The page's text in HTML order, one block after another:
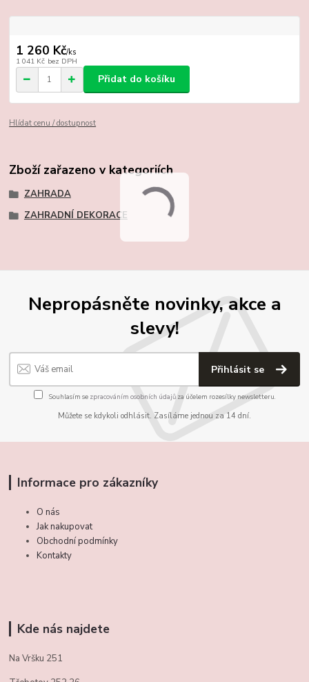
1 260 Kč/ks
1 041 Kč bez DPH
Přidat do košíku
Hlídat cenu / dostupnost
Zboží zařazeno v kategoriích
ZAHRADA
ZAHRADNÍ DEKORACE
Nepropásněte novinky, akce a
slevy!
Přihlásit se
Souhlasím se zpracováním osobních údajůza účelem rozesílky newsletteru.
Můžete se kdykoli odhlásit. Zasíláme jednou za 14 dní.
Informace pro zákazníky
O nás
Jak nakupovat
Obchodní podmínky
Kontakty
Kde nás najdete
Na Vršku 251